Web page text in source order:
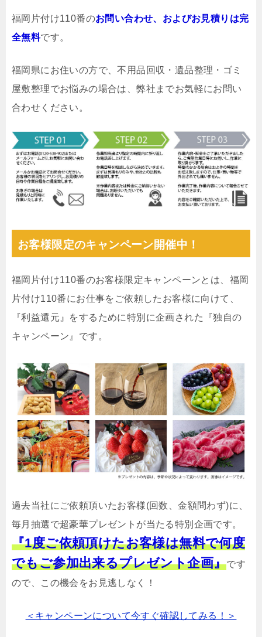
福岡片付け110番のお問い合わせ、およびお見積りは完
全無料です。
福岡県にお住いの方で、不用品回収・遺品整理・ゴミ
屋敷整理でお悩みの場合は、弊社までお気軽にお問い
合わせください。
お客様限定のキャンペーン開催中！
福岡片付け110番のお客様限定キャンペーンとは、福岡
片付け110番にお仕事をご依頼したお客様に向けて、
『利益還元』をするために特別に企画された『独自の
キャンペーン』です。
過去当社にご依頼頂いたお客様(回数、金額問わず)に、
毎月抽選で超豪華プレゼントが当たる特別企画です。
『1度ご依頼頂けたお客様は無料で何度
でもご参加出来るプレゼント企画』です
ので、この機会をお見逃しなく！
＜キャンペーンについて今すぐ確認してみる！＞